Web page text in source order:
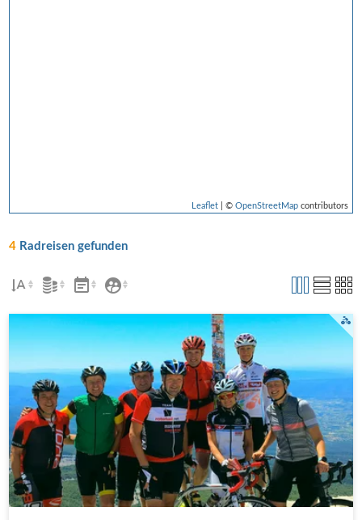
Leaflet| © OpenStreetMapcontributors
4 Radreisen gefunden
Am Mont Ventoux.